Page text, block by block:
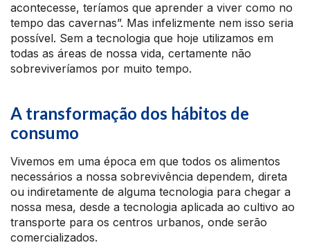
acontecesse, teríamos que aprender a viver como no
tempo das cavernas”. Mas infelizmente nem isso seria
possível. Sem a tecnologia que hoje utilizamos em
todas as áreas de nossa vida, certamente não
sobreviveríamos por muito tempo.
A transformação dos hábitos de
consumo
Vivemos em uma época em que todos os alimentos
necessários a nossa sobrevivência dependem, direta
ou indiretamente de alguma tecnologia para chegar a
nossa mesa, desde a tecnologia aplicada ao cultivo ao
transporte para os centros urbanos, onde serão
comercializados.